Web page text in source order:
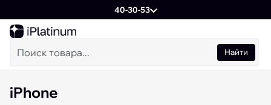
40-30-53
Найти
iPhone